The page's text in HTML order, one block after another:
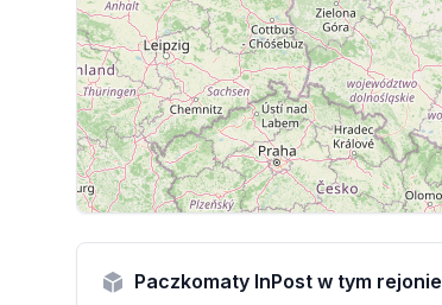
Paczkomaty InPost w tym rejonie